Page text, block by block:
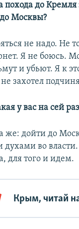
похода до
Москвы?
не надо. Не
Я не боюсь.
и убьют. Я к
захотел
у вас на сей
же: дойти до
во
для того и идем.
Крым, читай